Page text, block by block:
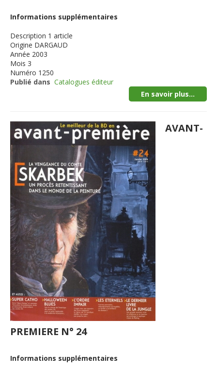
Informations supplémentaires
Description 1 article
Origine DARGAUD
Année 2003
Mois 3
Numéro 1250
Publié dans Catalogues éditeur
En savoir plus...
AVANT-
PREMIERE N° 24
Informations supplémentaires